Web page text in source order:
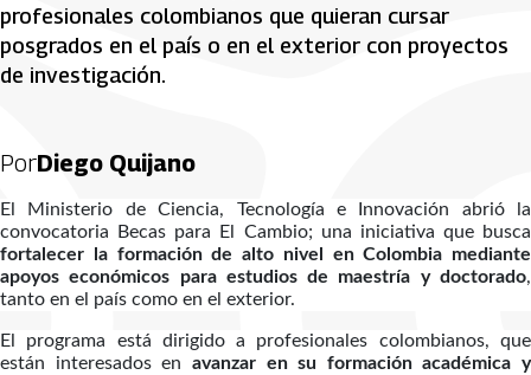
profesionales colombianos que quieran cursar
posgrados en el país o en el exterior con proyectos
de investigación.
PorDiego Quijano
El Ministerio de Ciencia, Tecnología e Innovación abrió la
convocatoria Becas para El Cambio; una iniciativa que busca
fortalecer la formación de alto nivel en Colombia mediante
apoyos económicos para estudios de maestría y doctorado,
tanto en el país como en el exterior.
El programa está dirigido a profesionales colombianos, que
están interesados en avanzar en su formación académica y